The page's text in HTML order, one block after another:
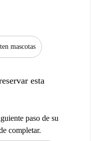
mascotas
esta
paso de su
completar.